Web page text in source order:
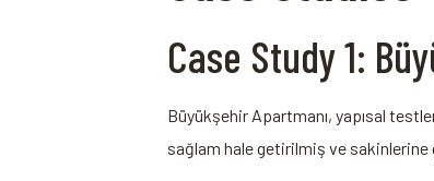
Case Study 1:‌
Büyükşehir Apartmanı, yapısal
sağlam hale getirilmiş ve ​sakinlerine